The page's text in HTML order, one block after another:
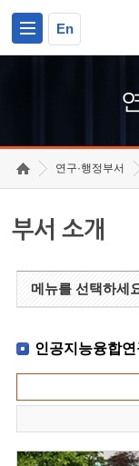
En
연구·행정부서
부서 소개
메뉴를 선택하세
인공지능융합연